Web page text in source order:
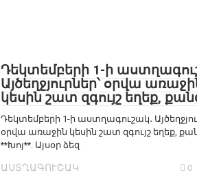
Դեկտեմբերի 1-ի
Այծեղջյուրներ՝ օրվա
կեսին շատ զգույշ եղեք,
Դեկտեմբերի 1-ի աստղագուշակ․
օրվա առաջին կեսին շատ զգույշ եղեք,
**Խոյ**. Այսօր ձեզ
ԱՍՏՂԱԳՈՒՇԱԿ 0